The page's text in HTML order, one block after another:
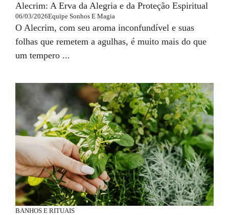
Alecrim: A Erva da Alegria e da Proteção Espiritual
06/03/2026Equipe Sonhos E Magia
O Alecrim, com seu aroma inconfundível e suas
folhas que remetem a agulhas, é muito mais do que
um tempero ...
BANHOS E RITUAIS